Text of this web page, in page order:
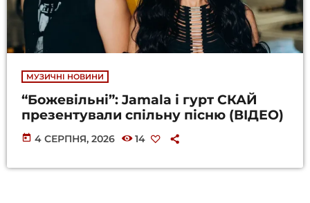
МУЗИЧНІ НОВИНИ
“Божевільні”: Jamala і гурт СКАЙ
презентували спільну пісню (ВІДЕО)
today 4 СЕРПНЯ, 2026 14